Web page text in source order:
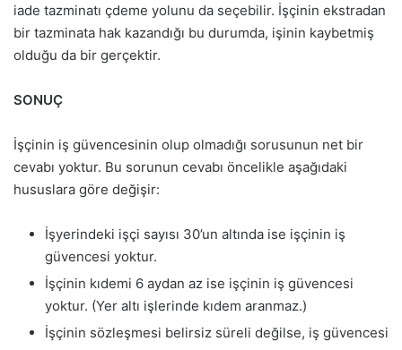
iade tazminatı çdeme yolunu da seçebilir. İşçinin ekstradan
bir tazminata hak kazandığı bu durumda, işinin kaybetmiş
olduğu da bir gerçektir.
SONUÇ
İşçinin iş güvencesinin olup olmadığı sorusunun net bir
cevabı yoktur. Bu sorunun cevabı öncelikle aşağıdaki
hususlara göre değişir:
İşyerindeki işçi sayısı 30’un altında ise işçinin iş
güvencesi yoktur.
İşçinin kıdemi 6 aydan az ise işçinin iş güvencesi
yoktur. (Yer altı işlerinde kıdem aranmaz.)
İşçinin sözleşmesi belirsiz süreli değilse, iş güvencesi